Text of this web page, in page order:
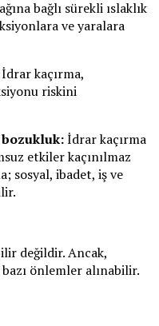
bağlı sürekli ıslaklık
ve yaralara
İdrar kaçırma,
riskini
bozukluk:İdrar kaçırma
etkiler kaçınılmaz
sosyal, ibadet, iş ve
değildir. Ancak,
önlemler alınabilir.